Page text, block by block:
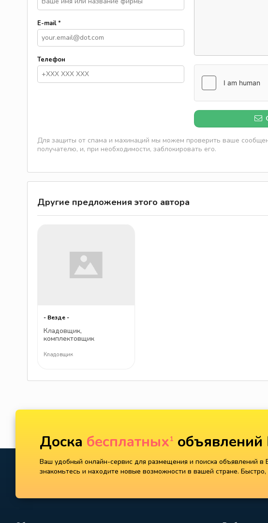
E-mail*
Телефон
Для защиты от спама и махинаций мы можем проверить ваше
получателю, и, при необходимости, заблокировать его.
Другие предложения этого автора
- Везде -
Кладовщик,
комплектовщик
Кладовщик
Доска бесплатных1
Ваш удобный онлайн-сервис для размещения и поиска объявлений в
знакомьтесь и находите новые возможности в вашей стране.